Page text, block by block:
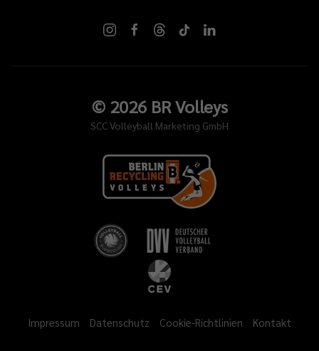
© 2026BR Volleys
SCC Volleyball Marketing GmbH
Impressum Datenschutz Cookie-Richtlinien Kontakt